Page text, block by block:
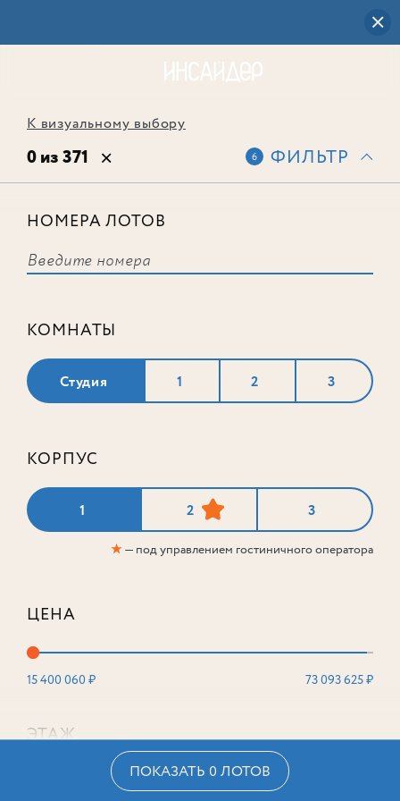
К визуальному выбору
0 из 371 6 ФИЛЬТР
НОМЕРА ЛОТОВ
КОМНАТЫ
Студия 1 2 3
КОРПУС
1 2 3
★— под управлением гостиничного оператора
ЦЕНА
15 400 060 ₽ 73 093 625 ₽
ЭТАЖ
ПОКАЗАТЬ 0 ЛОТОВ
соответствует ни одного лота